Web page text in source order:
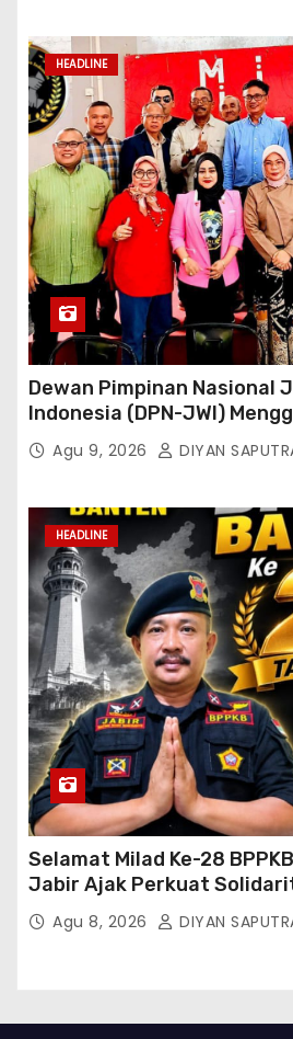
Mengapresiasi Dan Beri
HEADLINE
Dewan Pimpinan Nasional
Indonesia (DPN-JWI)
Konsolidasi Dan
Agu 9, 2026 DIYAN
HEADLINE
Selamat Milad Ke-28
Jabir Ajak Perkuat
Kebersamaan
Agu 8, 2026 DIYAN